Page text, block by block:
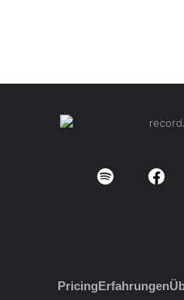
PricingErfahrungen